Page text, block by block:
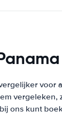
voor
vergeleken,
ons kunt